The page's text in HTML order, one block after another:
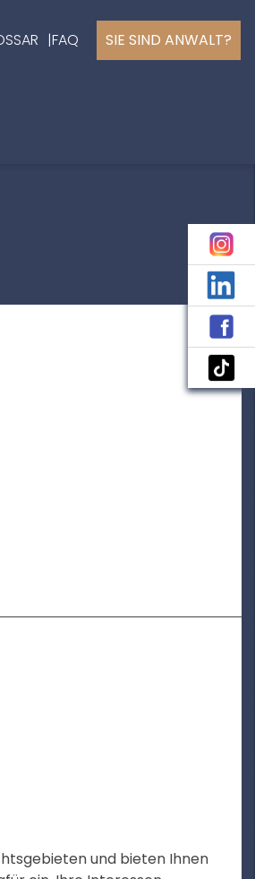
FAQ SIE SIND ANWALT?
und bieten Ihnen